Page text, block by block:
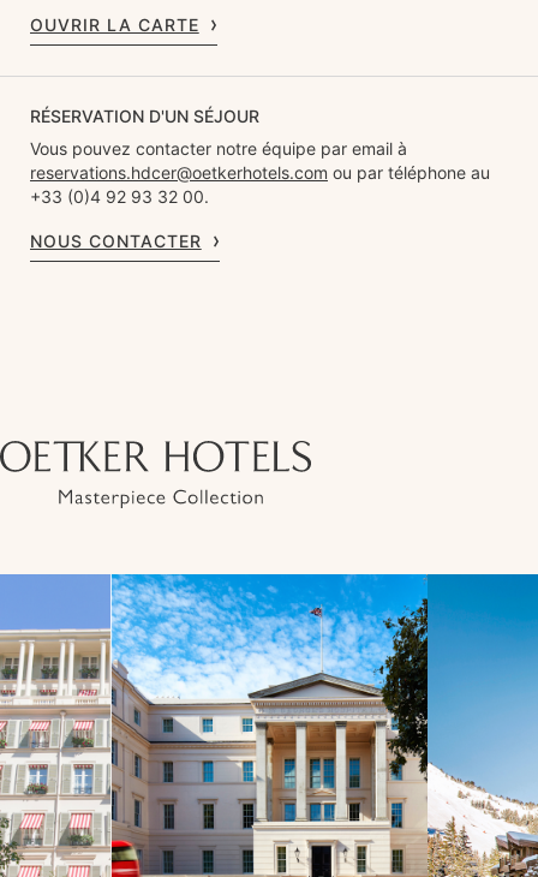
OUVRIR LA CARTE
RÉSERVATION D'UN SÉJOUR
Vous pouvez contacter notre équipe par email à
reservations.hdcer@oetkerhotels.com ou par téléphone au
+33 (0)4 92 93 32 00.
NOUS CONTACTER